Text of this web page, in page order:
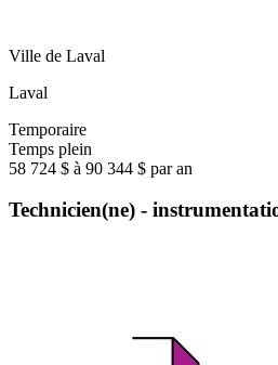
Ville de Laval
Laval
Temporaire
Temps plein
58 724 $ à 90 344 $ par an
Technicien(ne) -